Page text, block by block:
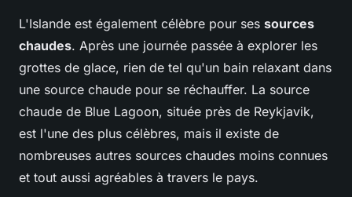
L'Islande est également célèbre pour ses sources
chaudes. Après une journée passée à explorer les
grottes de glace, rien de tel qu'un bain relaxant dans
une source chaude pour se réchauffer. La source
chaude de Blue Lagoon, située près de Reykjavik,
est l'une des plus célèbres, mais il existe de
nombreuses autres sources chaudes moins connues
et tout aussi agréables à travers le pays.